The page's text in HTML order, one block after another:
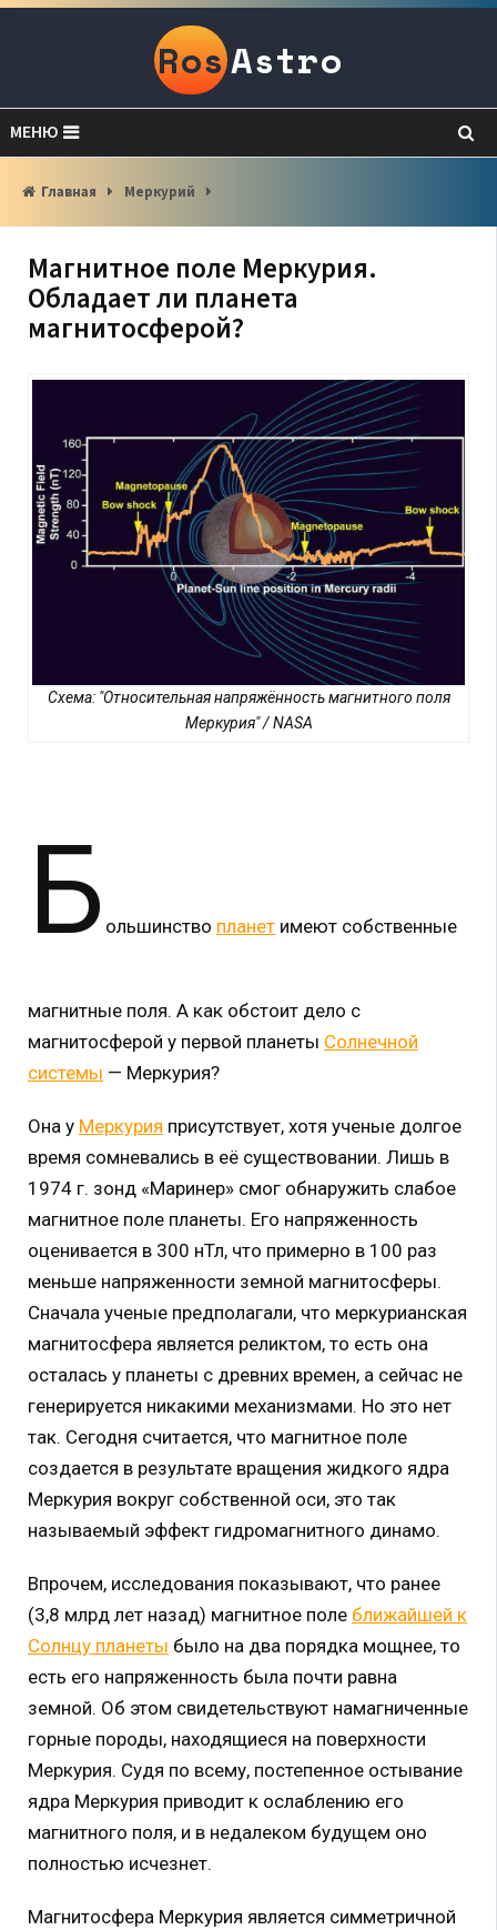
RosAstro
МЕНЮ
Главная Меркурий
Магнитное поле Меркурия.
Обладает ли планета
магнитосферой?
Схема: "Относительная напряжённость магнитного поля
Меркурия" / NASA
Б ольшинство планет имеют собственные
магнитные поля. А как обстоит дело с
магнитосферой у первой планеты Солнечной
системы — Меркурия?
Она у Меркурия присутствует, хотя ученые долгое
время сомневались в её существовании. Лишь в
1974 г. зонд «Маринер» смог обнаружить слабое
магнитное поле планеты. Его напряженность
оценивается в 300 нТл, что примерно в 100 раз
меньше напряженности земной магнитосферы.
Сначала ученые предполагали, что меркурианская
магнитосфера является реликтом, то есть она
осталась у планеты с древних времен, а сейчас не
генерируется никакими механизмами. Но это нет
так. Сегодня считается, что магнитное поле
создается в результате вращения жидкого ядра
Меркурия вокруг собственной оси, это так
называемый эффект гидромагнитного динамо.
Впрочем, исследования показывают, что ранее
(3,8 млрд лет назад) магнитное поле ближайшей к
Солнцу планеты было на два порядка мощнее, то
есть его напряженность была почти равна
земной. Об этом свидетельствуют намагниченные
горные породы, находящиеся на поверхности
Меркурия. Судя по всему, постепенное остывание
ядра Меркурия приводит к ослаблению его
магнитного поля, и в недалеком будущем оно
полностью исчезнет.
Магнитосфера Меркурия является симметричной